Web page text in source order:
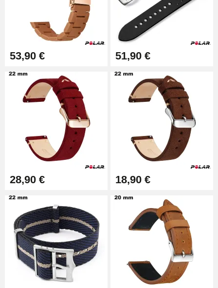
Extracteur de Bracelet de
Montre Facile
53,90 € 51,90 €
28,90 € 18,90 €